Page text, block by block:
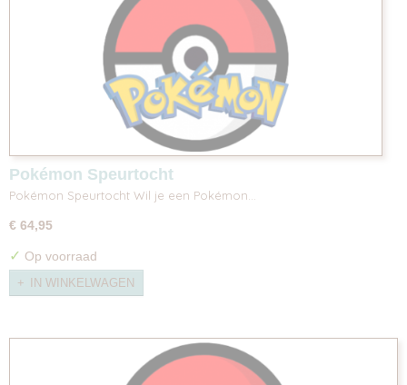
Pokémon Speurtocht
Pokémon Speurtocht Wil je een Pokémon…
€ 64,95
✓ Op voorraad
IN WINKELWAGEN